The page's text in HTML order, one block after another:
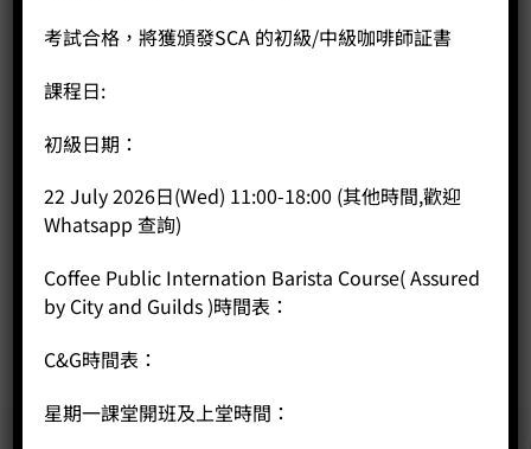
Price: HK$2,300.00
-
BUY NOW
考試合格，將獲頒發SCA 的初級/中級咖啡師証書
課程日:
初級日期：
22 July 2026日(Wed) 11:00-18:00 (其他時間,歡迎
Whatsapp 查詢)
Coffee Public Internation Barista Course( Assured
by City and Guilds )時間表：
C&G時間表：
星期一課堂開班及上堂時間：